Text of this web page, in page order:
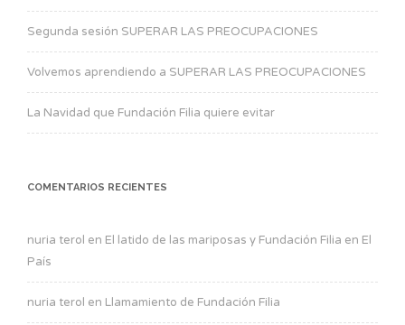
Segunda sesión SUPERAR LAS PREOCUPACIONES
Volvemos aprendiendo a SUPERAR LAS PREOCUPACIONES
La Navidad que Fundación Filia quiere evitar
COMENTARIOS RECIENTES
nuria terol en El latido de las mariposas y Fundación Filia en El
País
nuria terol en Llamamiento de Fundación Filia